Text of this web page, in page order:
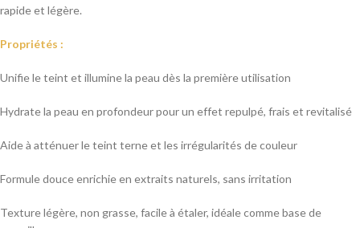
rapide et légère.
Propriétés :
Unifie le teint et illumine la peau dès la première utilisation
Hydrate la peau en profondeur pour un effet repulpé, frais et revitalisé
Aide à atténuer le teint terne et les irrégularités de couleur
Formule douce enrichie en extraits naturels, sans irritation
Texture légère, non grasse, facile à étaler, idéale comme base de